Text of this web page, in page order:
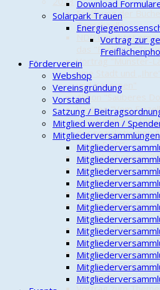
Eröffnung der
Tauschzelle
NDR berichtet
das "Funkloch"
Vortrag "Munster-
eine Stadt und „Ihre“
und Kasernen"
Aktion "Sauberes
Vortrag "Vom
zum Kollektiv - Die
der sozialistischen
in der DDR"
Maifrühschoppen
Teilnahme am
in Munster
1. Trauener Dorf-
Abschluss der
2023?
Kinder-Fahrradtour
Endlich Mobilfunk in
Hohe
"Charly" Kirsch und
Ortswehr
Download
Solarpark Trauen
Vortrag zur
Förderverein
Webshop
Vereinsgründung
Vorstand
Satzung /
Mitglied werden /
Mitgliederversammlungen